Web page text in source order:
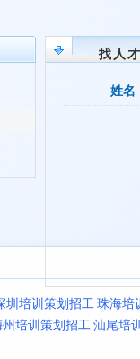
找人才
姓名
圳培训策划招工 珠海培
州培训策划招工 汕尾培